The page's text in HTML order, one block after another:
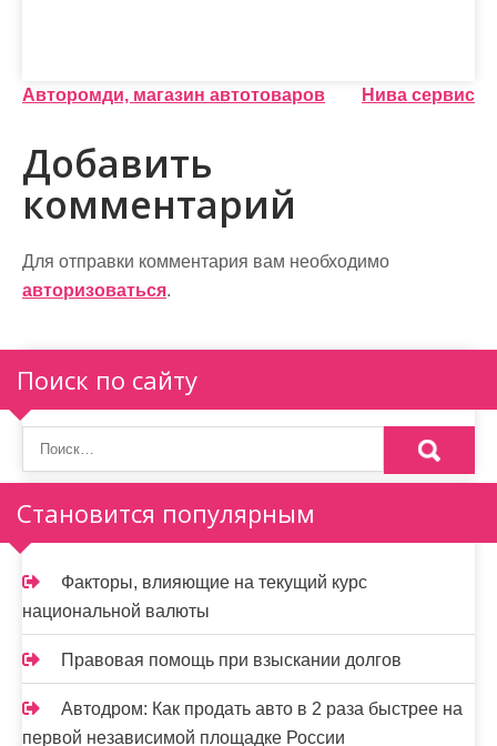
Н
а
в
и
г
а
ц
и
я
п
о
з
а
п
и
с
Авторомди, магазин автотоваров Нива сервис
Добавить
комментарий
Для отправки комментария вам необходимо
авторизоваться.
Поиск по сайту
Становится популярным
Факторы, влияющие на текущий курс
национальной валюты
Правовая помощь при взыскании долгов
Автодром: Как продать авто в 2 раза быстрее на
первой независимой площадке России